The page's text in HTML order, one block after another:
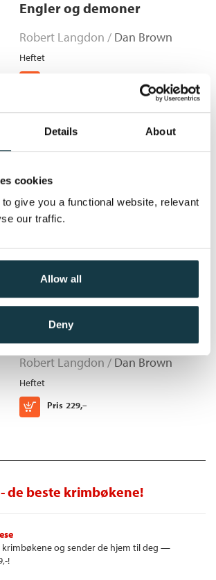
Details About
cookies
give you a functional website, relevant
our traffic.
Allow all
Deny
Origin
Robert Langdon
5
Aftenposten
fra Dan Brown»
Engler og demoner
Robert Langdon / Dan Brown
Heftet
Robert Langdon / Dan Brown
Heftet
Det tapte symbol
Robert Langdon / Dan Brown
Heftet
Pris 229,–
Kjøp
de beste krimbøkene!
krimbøkene og sender de hjem til deg —
!